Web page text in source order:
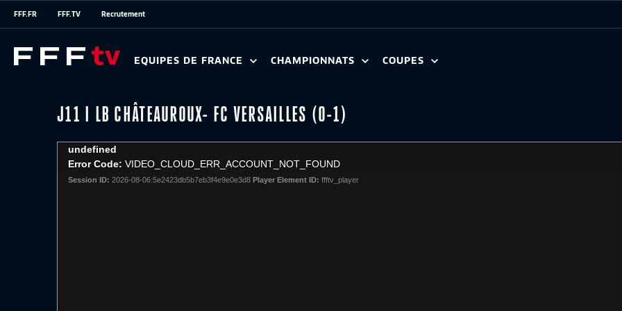
FFF.FR FFF.TV Recrutement
EQUIPES DE FRANCE CHAMPIONNATS COUPES
J11 I LB CHÂTEAUROUX- FC VERSAILLES (0-1)
This
undefined
Error Code: VIDEO_CLOUD_ERR_ACCOUNT_NOT_FOUND
Session ID: 2026-08-06:5e2423db5b7eb3f4e9e0e3d8 Player Element ID: ffftv_player